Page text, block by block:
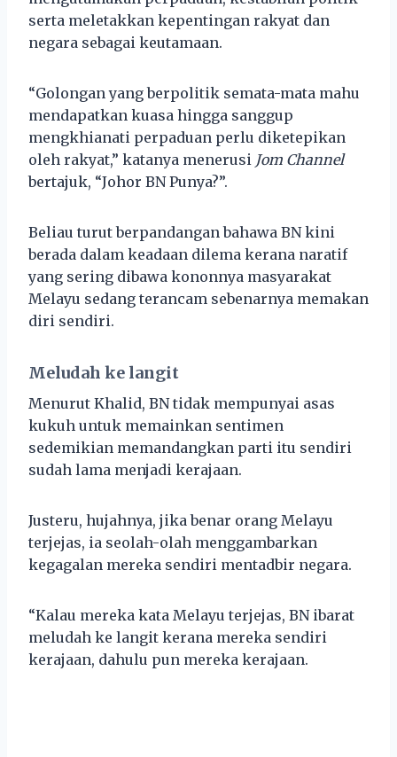
serta meletakkan kepentingan rakyat dan
negara sebagai keutamaan.
“Golongan yang berpolitik semata-mata mahu
mendapatkan kuasa hingga sanggup
mengkhianati perpaduan perlu diketepikan
oleh rakyat,” katanya menerusi Jom Channel
bertajuk, “Johor BN Punya?”.
Beliau turut berpandangan bahawa BN kini
berada dalam keadaan dilema kerana naratif
yang sering dibawa kononnya masyarakat
Melayu sedang terancam sebenarnya memakan
diri sendiri.
Meludah ke langit
Menurut Khalid, BN tidak mempunyai asas
kukuh untuk memainkan sentimen
sedemikian memandangkan parti itu sendiri
sudah lama menjadi kerajaan.
Justeru, hujahnya, jika benar orang Melayu
terjejas, ia seolah-olah menggambarkan
kegagalan mereka sendiri mentadbir negara.
“Kalau mereka kata Melayu terjejas, BN ibarat
meludah ke langit kerana mereka sendiri
kerajaan, dahulu pun mereka kerajaan.